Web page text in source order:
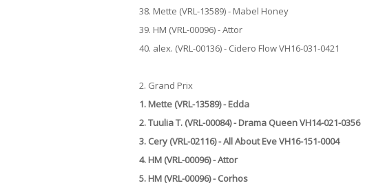
38. Mette (VRL-13589) - Mabel Honey
39. HM (VRL-00096) - Attor
40. alex. (VRL-00136) - Cidero Flow VH16-031-0421
2. Grand Prix
1. Mette (VRL-13589) - Edda
2. Tuulia T. (VRL-00084) - Drama Queen VH14-021-0356
3. Cery (VRL-02116) - All About Eve VH16-151-0004
4. HM (VRL-00096) - Attor
5. HM (VRL-00096) - Corhos